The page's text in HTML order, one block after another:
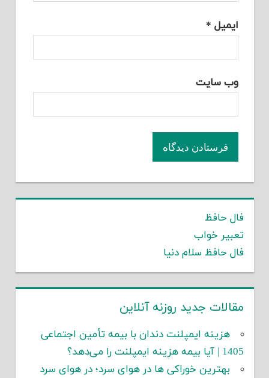
ایمیل *
وب‌ سایت
فال حافظ
تعبیر خواب
فال حافظ سلام دنیا
مقالات جدید روزنه آنلاین
هزینه ایمپلنت دندان با بیمه تأمین اجتماعی
1405 | آیا بیمه هزینه ایمپلنت را می‌دهد؟
بهترین خوراکی ها در هوای سرد؛ در هوای سرد